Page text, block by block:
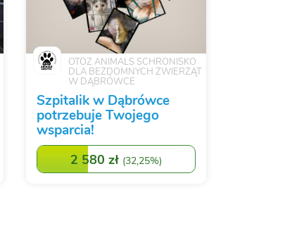
OTOZ ANIMALS SCHRONISKO
DLA BEZDOMNYCH ZWIERZĄT
W DĄBRÓWCE
Szpitalik w Dąbrówce
potrzebuje Twojego
wsparcia!
2 580 zł (32,25%)